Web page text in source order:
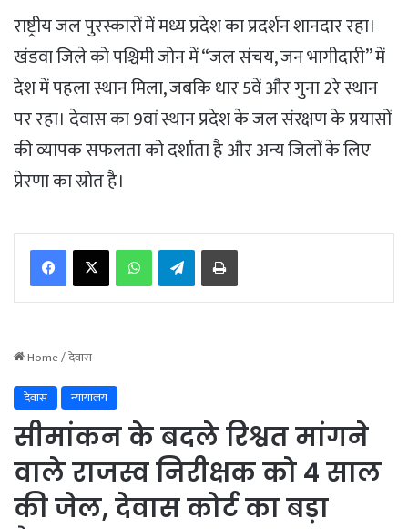
​राष्ट्रीय जल पुरस्कारों में मध्य प्रदेश का प्रदर्शन शानदार रहा।
खंडवा जिले को पश्चिमी जोन में “जल संचय, जन भागीदारी” में
देश में पहला स्थान मिला, जबकि धार 5वें और गुना 2रे स्थान
पर रहा। देवास का 9वां स्थान प्रदेश के जल संरक्षण के प्रयासों
की व्यापक सफलता को दर्शाता है और अन्य जिलों के लिए
प्रेरणा का स्रोत है।
WhatsAppTelegramPrint